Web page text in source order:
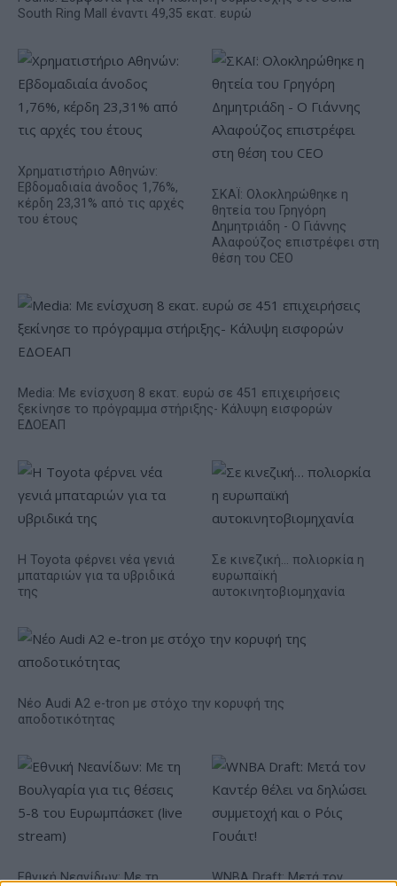
South Ring Mall έναντι 49,35 εκατ. ευρώ
Χρηματιστήριο Αθηνών:
Εβδομαδιαία άνοδος 1,76%,
κέρδη 23,31% από τις αρχές
του έτους
ΣΚΑΪ: Ολοκληρώθηκε η
θητεία του Γρηγόρη
Δημητριάδη - Ο Γιάννης
Αλαφούζος επιστρέφει στη
θέση του CEO
Media: Με ενίσχυση 8 εκατ. ευρώ σε 451 επιχειρήσεις
ξεκίνησε το πρόγραμμα στήριξης- Κάλυψη εισφορών
ΕΔΟΕΑΠ
Η Toyota φέρνει νέα γενιά
μπαταριών για τα υβριδικά
της
Σε κινεζική… πολιορκία η
ευρωπαϊκή
αυτοκινητοβιομηχανία
Νέο Audi A2 e-tron με στόχο την κορυφή της
αποδοτικότητας
Εθνική Νεανίδων: Με τη
WNBA Draft: Μετά τον